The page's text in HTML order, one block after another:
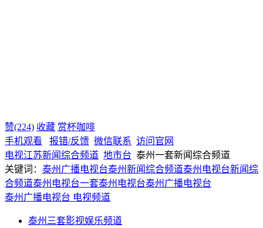
赞(224) 收藏 赏杯咖啡
手机观看
报错/反馈 微信联系 访问官网
电视江苏新闻综合频道 地市台 泰州一套新闻综合频道
关键词： 泰州广播电视台泰州新闻综合频道泰州电视台新闻综
合频道泰州电视台一套泰州电视台泰州广播电视台
泰州广播电视台 电视频道
泰州三套影视娱乐频道